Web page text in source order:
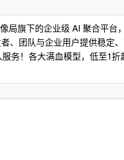
局旗下的企业级 AI 聚合平台
、团队与企业用户提供稳定
务！各大满血模型，低至1折